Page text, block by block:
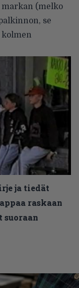
(melko
se
kolmen
ja tiedät
raskaan
suoraan